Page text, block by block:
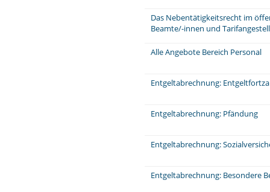
Das Nebentätigkeitsrecht im
Beamte/-innen und
Alle Angebote Bereich Personal
Entgeltabrechnung:
Entgeltabrechnung: Pfändung
Entgeltabrechnung:
Entgeltabrechnung: Besondere